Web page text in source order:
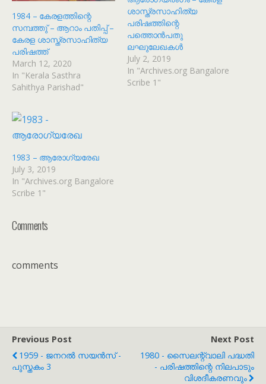
1984 – കേരളത്തിന്റെ
സമ്പത്തു് – ആറാം പതിപ്പ് –
കേരള ശാസ്ത്രസാഹിത്യ
പരിഷത്ത്
March 12, 2020
In "Kerala Sasthra
Sahithya Parishad"
ശാസ്ത്രസാഹിത്യ
പരിഷത്തിന്റെ
പത്തൊൻപതു
ലഘുലേഖകൾ
July 2, 2019
In "Archives.org Bangalore
Scribe 1"
1983 – ആരോഗ്യരേഖ
July 3, 2019
In "Archives.org Bangalore
Scribe 1"
Comments
comments
Previous Post
1959 - ജനറൽ സയൻസ് -
പുസ്തകം 3
Next Post
1980 - സൈലന്റ്‌വാലി പദ്ധതി
- പരിഷത്തിന്റെ നിലപാടും
വിശദീകരണവും